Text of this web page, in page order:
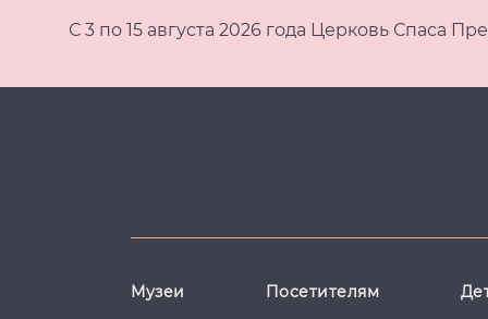
С 3 по 15 августа 2026 года Церковь Спаса
Музеи Посетителям